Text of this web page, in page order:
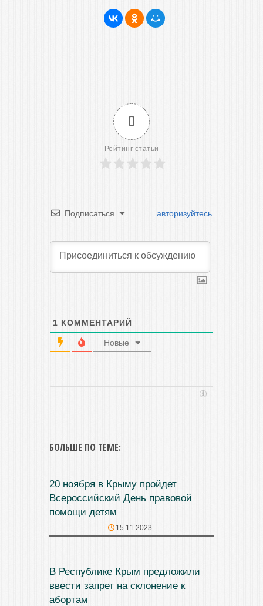
0
Рейтинг статьи
Подписаться авторизуйтесь
1 КОММЕНТАРИЙ
Новые
БОЛЬШЕ ПО ТЕМЕ:
20 ноября в Крыму пройдет
Всероссийский День правовой
помощи детям
15.11.2023
В Республике Крым предложили
ввести запрет на склонение к
абортам